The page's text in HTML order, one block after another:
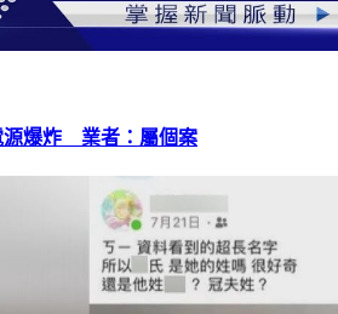
源爆炸 業者：屬個案